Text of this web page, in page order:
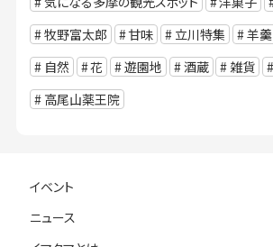
牧野富太郎
甘味 立川特集 羊羹
自然
花 遊園地 酒蔵 雑貨
高尾山薬王院
イベント
ニュース